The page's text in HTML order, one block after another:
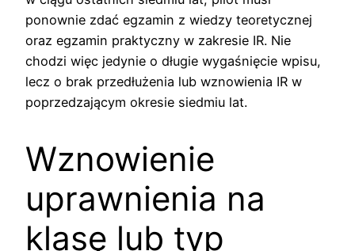
ponownie zdać egzamin z wiedzy teoretycznej
oraz egzamin praktyczny w zakresie IR. Nie
chodzi więc jedynie o długie wygaśnięcie wpisu,
lecz o brak przedłużenia lub wznowienia IR w
poprzedzającym okresie siedmiu lat.
Wznowienie
uprawnienia na
klasę lub typ